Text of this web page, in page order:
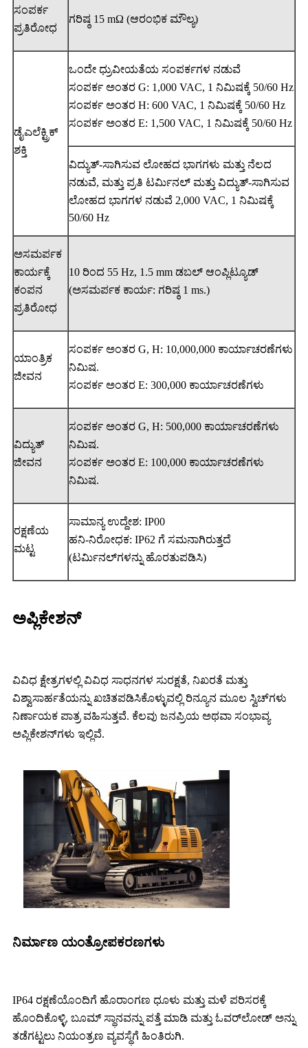
ಸಂಪರ್ಕ
ಪ್ರತಿರೋಧ
ಗರಿಷ್ಠ 15 mΩ (ಆರಂಭಿಕ ಮೌಲ್ಯ)
ಡೈಎಲೆಕ್ಟ್ರಿಕ್
ಶಕ್ತಿ
ಒಂದೇ ಧ್ರುವೀಯತೆಯ ಸಂಪರ್ಕಗಳ ನಡುವೆ
ಸಂಪರ್ಕ ಅಂತರ G: 1,000 VAC, 1 ನಿಮಿಷಕ್ಕೆ 50/60 Hz
ಸಂಪರ್ಕ ಅಂತರ H: 600 VAC, 1 ನಿಮಿಷಕ್ಕೆ 50/60 Hz
ಸಂಪರ್ಕ ಅಂತರ E: 1,500 VAC, 1 ನಿಮಿಷಕ್ಕೆ 50/60 Hz
ವಿದ್ಯುತ್-ಸಾಗಿಸುವ ಲೋಹದ ಭಾಗಗಳು ಮತ್ತು ನೆಲದ
ನಡುವೆ, ಮತ್ತು ಪ್ರತಿ ಟರ್ಮಿನಲ್ ಮತ್ತು ವಿದ್ಯುತ್-ಸಾಗಿಸುವ
ಲೋಹದ ಭಾಗಗಳ ನಡುವೆ 2,000 VAC, 1 ನಿಮಿಷಕ್ಕೆ
50/60 Hz
ಅಸಮರ್ಪಕ
ಕಾರ್ಯಕ್ಕೆ
ಕಂಪನ
ಪ್ರತಿರೋಧ
10 ರಿಂದ 55 Hz, 1.5 mm ಡಬಲ್ ಆಂಪ್ಲಿಟ್ಯೂಡ್
(ಅಸಮರ್ಪಕ ಕಾರ್ಯ: ಗರಿಷ್ಠ 1 ms.)
ಯಾಂತ್ರಿಕ
ಜೀವನ
ಸಂಪರ್ಕ ಅಂತರ G, H: 10,000,000 ಕಾರ್ಯಾಚರಣೆಗಳು
ನಿಮಿಷ.
ಸಂಪರ್ಕ ಅಂತರ E: 300,000 ಕಾರ್ಯಾಚರಣೆಗಳು
ವಿದ್ಯುತ್
ಜೀವನ
ಸಂಪರ್ಕ ಅಂತರ G, H: 500,000 ಕಾರ್ಯಾಚರಣೆಗಳು
ನಿಮಿಷ.
ಸಂಪರ್ಕ ಅಂತರ E: 100,000 ಕಾರ್ಯಾಚರಣೆಗಳು
ನಿಮಿಷ.
ರಕ್ಷಣೆಯ
ಮಟ್ಟ
ಸಾಮಾನ್ಯ ಉದ್ದೇಶ: IP00
ಹನಿ-ನಿರೋಧಕ: IP62 ಗೆ ಸಮನಾಗಿರುತ್ತದೆ
(ಟರ್ಮಿನಲ್‌ಗಳನ್ನು ಹೊರತುಪಡಿಸಿ)
ಅಪ್ಲಿಕೇಶನ್
ವಿವಿಧ ಕ್ಷೇತ್ರಗಳಲ್ಲಿ ವಿವಿಧ ಸಾಧನಗಳ ಸುರಕ್ಷತೆ, ನಿಖರತೆ ಮತ್ತು
ವಿಶ್ವಾಸಾರ್ಹತೆಯನ್ನು ಖಚಿತಪಡಿಸಿಕೊಳ್ಳುವಲ್ಲಿ ರಿನ್ಯೂನ ಮೂಲ ಸ್ವಿಚ್‌ಗಳು
ನಿರ್ಣಾಯಕ ಪಾತ್ರ ವಹಿಸುತ್ತವೆ. ಕೆಲವು ಜನಪ್ರಿಯ ಅಥವಾ ಸಂಭಾವ್ಯ
ಅಪ್ಲಿಕೇಶನ್‌ಗಳು ಇಲ್ಲಿವೆ.
ನಿರ್ಮಾಣ ಯಂತ್ರೋಪಕರಣಗಳು
IP64 ರಕ್ಷಣೆಯೊಂದಿಗೆ ಹೊರಾಂಗಣ ಧೂಳು ಮತ್ತು ಮಳೆ ಪರಿಸರಕ್ಕೆ
ಹೊಂದಿಕೊಳ್ಳಿ, ಬೂಮ್ ಸ್ಥಾನವನ್ನು ಪತ್ತೆ ಮಾಡಿ ಮತ್ತು ಓವರ್‌ಲೋಡ್ ಅನ್ನು
ತಡೆಗಟ್ಟಲು ನಿಯಂತ್ರಣ ವ್ಯವಸ್ಥೆಗೆ ಹಿಂತಿರುಗಿ.